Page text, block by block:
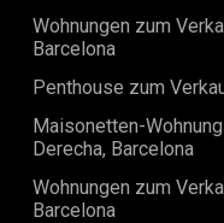
Entdecke eine
an einem
Wohnungen zum
Barcelona
Penthouse zum
Maisonetten-
Derecha, Barcelona
Wohnungen zum
Barcelona